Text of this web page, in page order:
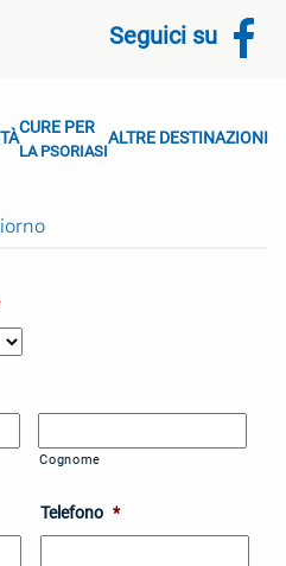
Seguici su
CURE PER
LA PSORIASI
ALTRE DESTINAZIONI
Cognome
Telefono *